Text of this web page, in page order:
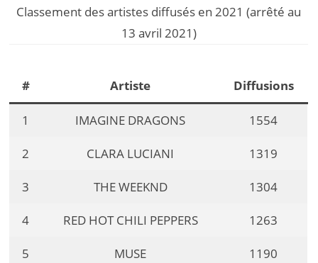
Classement des artistes diffusés en 2021 (arrêté au
13 avril 2021)
# Artiste Diffusions
1 IMAGINE DRAGONS 1554
2 CLARA LUCIANI 1319
3 THE WEEKND 1304
4 RED HOT CHILI PEPPERS 1263
5 MUSE 1190